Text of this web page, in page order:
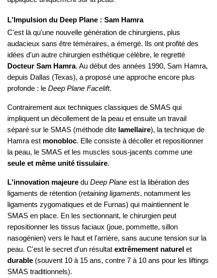
L'Impulsion du Deep Plane : Sam Hamra
C'est là qu'une nouvelle génération de chirurgiens, plus
audacieux sans être téméraires, a émergé. Ils ont profité des
idées d'un autre chirurgien esthétique célèbre, le regretté
Docteur Sam Hamra. Au début des années 1990, Sam Hamra,
depuis Dallas (Texas), a proposé une approche encore plus
profonde : le Deep Plane Facelift.
Contrairement aux techniques classiques de SMAS qui
impliquent un décollement de la peau et ensuite un travail
séparé sur le SMAS (méthode dite lamellaire), la technique de
Hamra est monobloc. Elle consiste à décoller et repositionner
la peau, le SMAS et les muscles sous-jacents comme une
seule et même unité tissulaire.
L'innovation majeure du Deep Plane est la libération des
ligaments de rétention (retaining ligaments, notamment les
ligaments zygomatiques et de Furnas) qui maintiennent le
SMAS en place. En les sectionnant, le chirurgien peut
repositionner les tissus faciaux (joue, pommette, sillon
nasogénien) vers le haut et l'arrière, sans aucune tension sur la
peau. C'est le secret d'un résultat extrêmement naturel et
durable (souvent 10 à 15 ans, contre 7 à 10 ans pour les liftings
SMAS traditionnels).